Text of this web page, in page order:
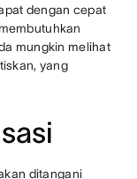
dengan cepat
mungkin melihat
yang
ditangani